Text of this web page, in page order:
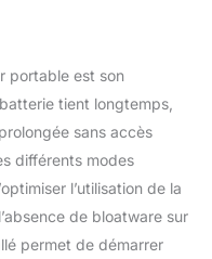
présenté
soit les
ou les scènes
vous
vous aidant à
【Connectivité
C complet,
3.2 x3, HDMI
3,5 mm x1,
portable est son
tient longtemps,
sans accès
différents modes
l’utilisation de la
de bloatware sur
permet de démarrer